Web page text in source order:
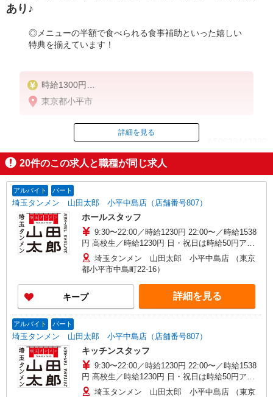
あり♪
◎メニューの半額で食べられる食事補助といった嬉しい
特典を揃えています！
時給1300円
※22:00〜翌5:00：時給1625円
※高校生時給1230円
土日祝は1時間当たり＋100円
■特別手当
早朝手当（5:00〜8:00）時給＋100円
東京都小平市
ID：AE0623442330
掲載期間終了
詳細を見る
20件のこの求人と職種が同じ求人
アルバイト パート
埼玉タンメン 山田太郎 小平中島店（店舗番号807）
ホールスタッフ
9:30〜22:00／時給1230円 22:00〜／時給1538
円 高校生／時給1230円 日・祝日は時給50円アッ
プ！（9時〜22時）
埼玉タンメン 山田太郎 小平中島店 （東京
都小平市中島町22-16）
キープ 詳細を見る
アルバイト パート
埼玉タンメン 山田太郎 小平中島店（店舗番号807）
キッチンスタッフ
9:30〜22:00／時給1230円 22:00〜／時給1538
円 高校生／時給1230円 日・祝日は時給50円アッ
プ！（9時〜22時）
埼玉タンメン 山田太郎 小平中島店 （東京